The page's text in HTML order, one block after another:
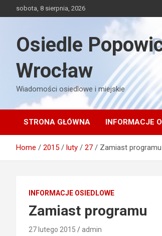
to
sobota, 8 sierpnia, 2026
Osiedle
Wrocław
Wiadomości osiedlowe i miejskie
STRONA GŁÓWNA INFORMACJE
Home 2015 luty 27 Zamiast programu
INFORMACJE OSIEDLOWE
Zamiast programu
27 lutego 2015 admin